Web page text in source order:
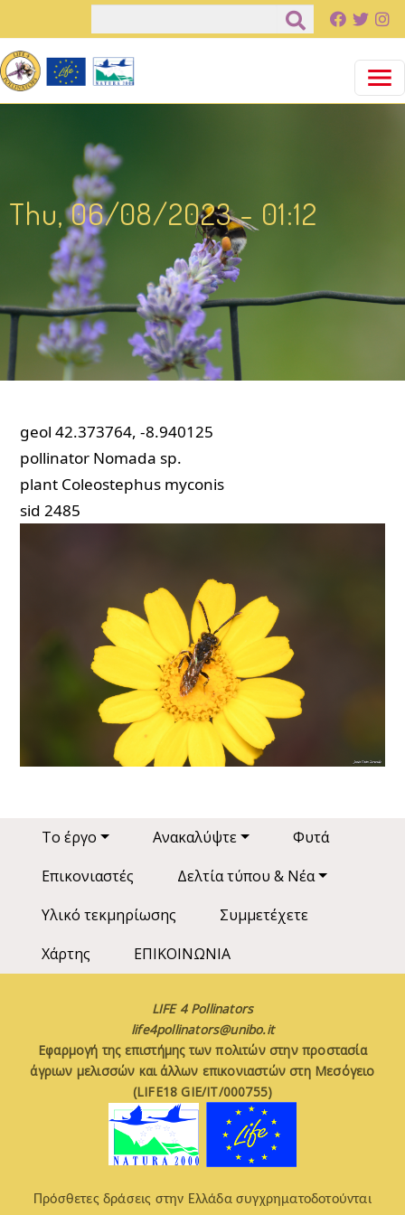
Παράκαμψη προς το κυρίως περιεχόμενο
Thu, 06/08/2023 - 01:12
geol 42.373764, -8.940125
pollinator Nomada sp.
plant Coleostephus myconis
sid 2485
Main navigation
Το έργο Ανακαλύψτε
Φυτά
Επικονιαστές
Δελτία τύπου & Νέα
Υλικό τεκμηρίωσης
Συμμετέχετε
Χάρτης
ΕΠΙΚΟΙΝΩΝΙΑ
LIFE 4 Pollinators
life4pollinators@unibo.it
Εφαρμογή της επιστήμης των πολιτών στην προστασία
άγριων μελισσών και άλλων επικονιαστών στη Μεσόγειο
(LIFE18 GIE/IT/000755)
Πρόσθετες δράσεις στην Ελλάδα συγχρηματοδοτούνται